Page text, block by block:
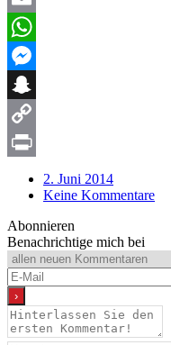
Email
WhatsApp
Messenger
Snapchat
Copy
2. Juni 2014
Keine Kommentare
Abonnieren
Benachrichtige mich bei